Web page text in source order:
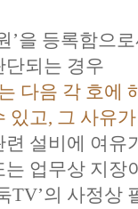
’을 등록함으
단되는 경우
다음 각 호에
있고, 그 사유
설비에 여유
업무상 지장
TV’의 사정상